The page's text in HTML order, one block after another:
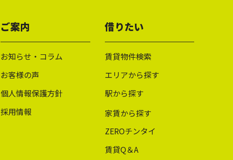
ご案内
お知らせ・コラム
お客様の声
個人情報保護方針
採用情報
借りたい
賃貸物件検索
エリアから探す
駅から探す
家賃から探す
ZEROチンタイ
賃貸Q＆A